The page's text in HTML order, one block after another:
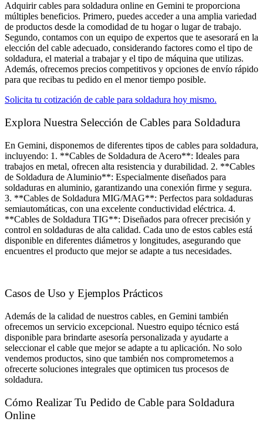
Adquirir cables para soldadura online en Gemini te proporciona
múltiples beneficios. Primero, puedes acceder a una amplia variedad
de productos desde la comodidad de tu hogar o lugar de trabajo.
Segundo, contamos con un equipo de expertos que te asesorará en la
elección del cable adecuado, considerando factores como el tipo de
soldadura, el material a trabajar y el tipo de máquina que utilizas.
Además, ofrecemos precios competitivos y opciones de envío rápido
para que recibas tu pedido en el menor tiempo posible.
Solicita tu cotización de cable para soldadura hoy mismo.
Explora Nuestra Selección de Cables para Soldadura​
En Gemini, disponemos de diferentes tipos de cables para soldadura,
incluyendo: 1. **Cables de Soldadura de Acero**: Ideales para
trabajos en metal, ofrecen alta resistencia y durabilidad. 2. **Cables
de Soldadura de Aluminio**: Especialmente diseñados para
soldaduras en aluminio, garantizando una conexión firme y segura.
3. **Cables de Soldadura MIG/MAG**: Perfectos para soldaduras
semiautomáticas, con una excelente conductividad eléctrica. 4.
**Cables de Soldadura TIG**: Diseñados para ofrecer precisión y
control en soldaduras de alta calidad. Cada uno de estos cables está
disponible en diferentes diámetros y longitudes, asegurando que
encuentres el producto que mejor se adapte a tus necesidades.
Casos de Uso y Ejemplos Prácticos
Además de la calidad de nuestros cables, en Gemini también
ofrecemos un servicio excepcional. Nuestro equipo técnico está
disponible para brindarte asesoría personalizada y ayudarte a
seleccionar el cable que mejor se adapte a tu aplicación. No solo
vendemos productos, sino que también nos comprometemos a
ofrecerte soluciones integrales que optimicen tus procesos de
soldadura.
Cómo Realizar Tu Pedido de Cable para Soldadura
Online